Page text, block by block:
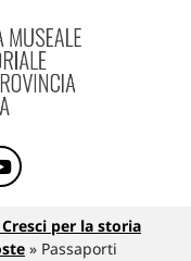
della
per la storia
Passaporti